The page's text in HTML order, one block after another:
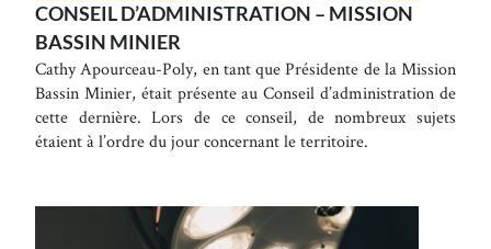
CONSEIL D’ADMINISTRATION – MISSION
BASSIN MINIER
Cathy Apourceau-Poly, en tant que Présidente de la Mission
Bassin Minier, était présente au Conseil d’administration de
cette dernière. Lors de ce conseil, de nombreux sujets
étaient à l’ordre du jour concernant le territoire.